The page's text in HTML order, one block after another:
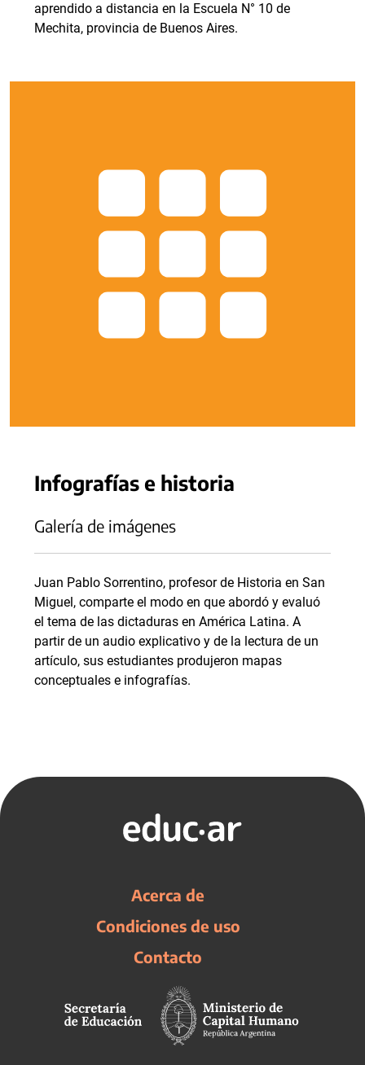
aprendido a distancia en la Escuela N° 10 de
Mechita, provincia de Buenos Aires.
Infografías e historia
Galería de imágenes
Juan Pablo Sorrentino, profesor de Historia en San
Miguel, comparte el modo en que abordó y evaluó
el tema de las dictaduras en América Latina. A
partir de un audio explicativo y de la lectura de un
artículo, sus estudiantes produjeron mapas
conceptuales e infografías.
Acerca de
Condiciones de uso
Contacto